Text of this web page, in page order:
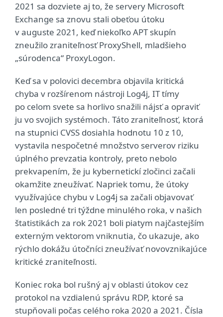
2021 sa dozviete aj to, že servery Microsoft
Exchange sa znovu stali obeťou útoku
v auguste 2021, keď niekoľko APT skupín
zneužilo zraniteľnosť ProxyShell, mladšieho
„súrodenca“ ProxyLogon.
Keď sa v polovici decembra objavila kritická
chyba v rozšírenom nástroji Log4j, IT tímy
po celom svete sa horlivo snažili nájsť a opraviť
ju vo svojich systémoch. Táto zraniteľnosť, ktorá
na stupnici CVSS dosiahla hodnotu 10 z 10,
vystavila nespočetné množstvo serverov riziku
úplného prevzatia kontroly, preto nebolo
prekvapením, že ju kybernetickí zločinci začali
okamžite zneužívať. Napriek tomu, že útoky
využívajúce chybu v Log4j sa začali objavovať
len posledné tri týždne minulého roka, v našich
štatistikách za rok 2021 boli piatym najčastejším
externým vektorom vniknutia, čo ukazuje, ako
rýchlo dokážu útočníci zneužívať novovznikajúce
kritické zraniteľnosti.
Koniec roka bol rušný aj v oblasti útokov cez
protokol na vzdialenú správu RDP, ktoré sa
stupňovali počas celého roka 2020 a 2021. Čísla